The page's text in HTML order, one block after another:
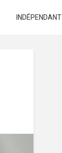
INDÉPENDANT